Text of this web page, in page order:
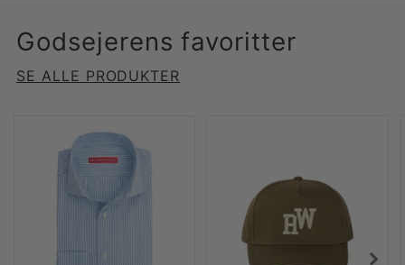
Godsejerens favoritter
SE ALLE PRODUKTER